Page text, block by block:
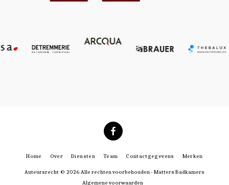
Home Over Diensten Team Contactgegevens Merken
Auteursrecht © 2026 Alle rechten voorbehouden - Matters Badkamers
Algemene voorwaarden